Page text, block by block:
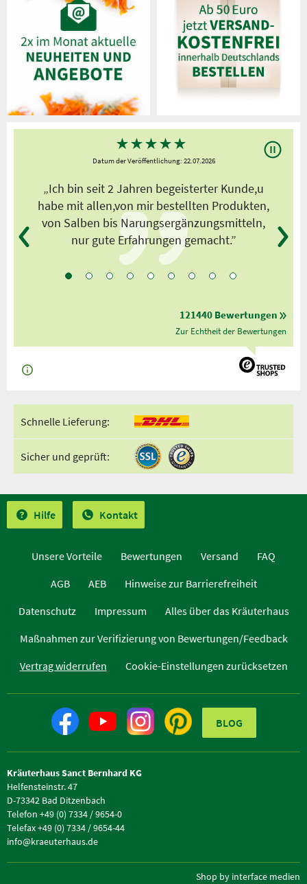
★★★★★
Datum der Veröffentlichung: 22.07.2026
„Ich bin seit 2 Jahren begeisterter Kunde,u
habe mit allen,von mir bestellten Produkten,
von Salben bis Narungsergänzungsmitteln,
nur gute Erfahrungen gemacht.”
121440 Bewertungen
Zur Echtheit der Bewertungen
Schnelle Lieferung:
Sicher und geprüft:
Hilfe Kontakt
Unsere Vorteile Bewertungen Versand
FAQ
AGB
AEB
Hinweise zur Barrierefreiheit
Datenschutz
Impressum
Alles über das Kräuterhaus
Maßnahmen zur Verifizierung von Bewertungen/Feedback
Vertrag widerrufen
Cookie-Einstellungen zurücksetzen
BLOG
Kräuterhaus Sanct Bernhard KG
Helfensteinstr. 47
D-73342 Bad Ditzenbach
Telefon +49 (0) 7334 / 9654-0
Telefax +49 (0) 7334 / 9654-44
info@kraeuterhaus.de
Shop by interface medien